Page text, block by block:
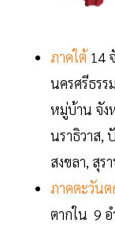
ภาคใต้14
นครศรีธรร
หมู่บ้าน จัง
นราธิวาส,
สงขลา, สุร
ภาคตะวันต
ตากใน 9